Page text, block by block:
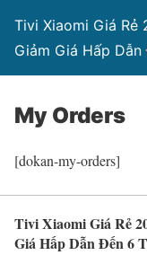
Tivi Xiaomi Giá Rẻ
Giảm Giá Hấp
My Orders
[dokan-my-orders]
Tivi Xiaomi Giá Rẻ
Giá Hấp Dẫn Đến 6